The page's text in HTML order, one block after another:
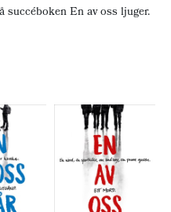
En av oss ljuger.